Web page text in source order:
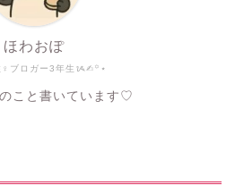
♀ブロガー3年生ᝰ✍︎꙳⋆
ほわおぽ
こと書いています♡